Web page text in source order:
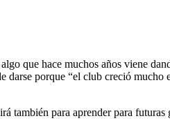
que hace muchos años viene
porque “el club creció mucho
también para aprender para